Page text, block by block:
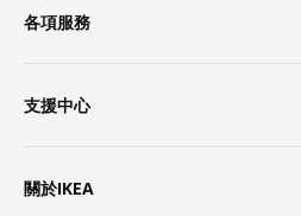
各項服務
支援中心
關於IKEA